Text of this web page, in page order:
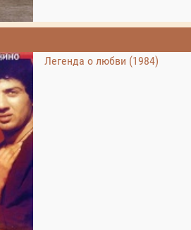
Легенда о любви (1984)